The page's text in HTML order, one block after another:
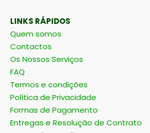
LINKS RÁPIDOS
Quem somos
Contactos
Os Nossos Serviços
FAQ
Termos e condições
Política de Privacidade
Formas de Pagamento
Entregas e Resolução de Contrato